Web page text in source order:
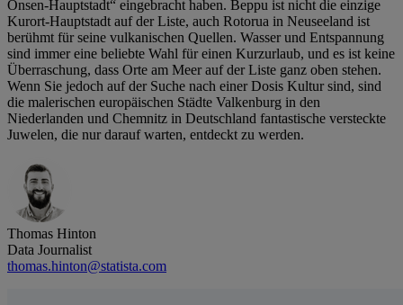
Onsen-Hauptstadt“ eingebracht haben. Beppu ist nicht die einzige
Kurort-Hauptstadt auf der Liste, auch Rotorua in Neuseeland ist
berühmt für seine vulkanischen Quellen. Wasser und Entspannung
sind immer eine beliebte Wahl für einen Kurzurlaub, und es ist keine
Überraschung, dass Orte am Meer auf der Liste ganz oben stehen.
Wenn Sie jedoch auf der Suche nach einer Dosis Kultur sind, sind
die malerischen europäischen Städte Valkenburg in den
Niederlanden und Chemnitz in Deutschland fantastische versteckte
Juwelen, die nur darauf warten, entdeckt zu werden.
Thomas Hinton
Data Journalist
thomas.hinton@statista.com